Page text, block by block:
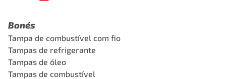
Bonés
Tampa de combustível com fio
Tampas de refrigerante
Tampas de óleo
Tampas de combustível